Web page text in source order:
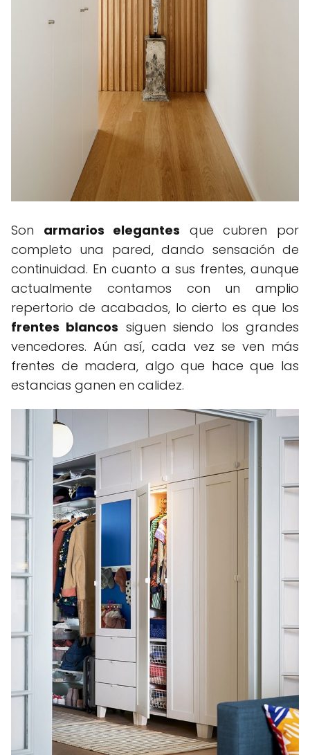
Son armarios elegantes que cubren por
completo una pared, dando sensación de
continuidad. En cuanto a sus frentes, aunque
actualmente contamos con un amplio
repertorio de acabados, lo cierto es que los
frentes blancos siguen siendo los grandes
vencedores. Aún así, cada vez se ven más
frentes de madera, algo que hace que las
estancias ganen en calidez.